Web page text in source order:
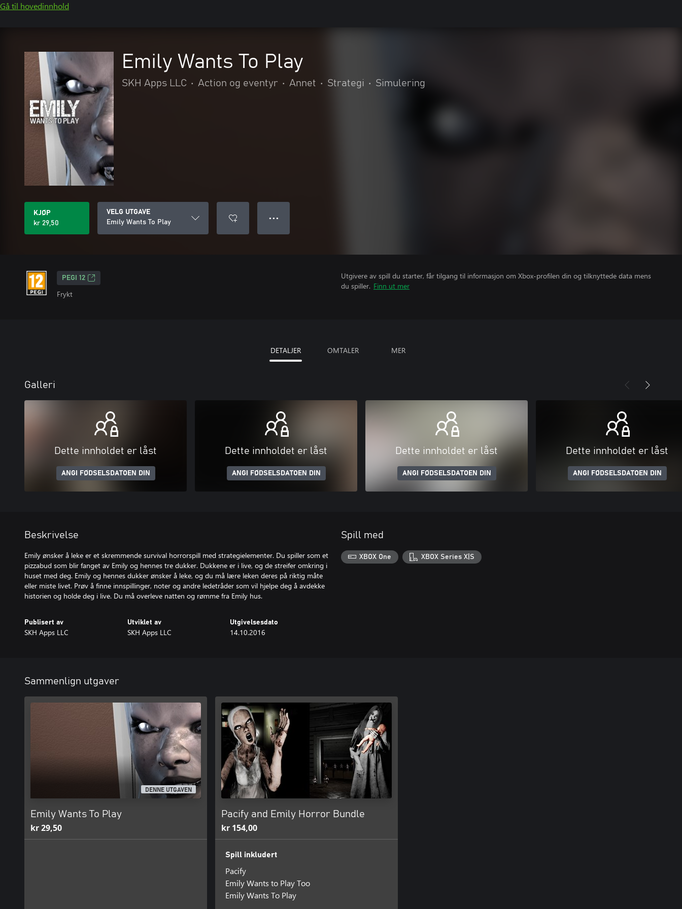
Gå til hovedinnhold
Emily Wants To Play
SKH Apps LLC • Action og eventyr • Annet • Strategi • Simulering
KJØP
kr 29,50
VELG UTGAVE
Emily Wants To Play
● ● ●
PEGI 12
Frykt
Utgivere av spill du starter, får tilgang til informasjon om Xbox-profilen din og tilknyttede data mens
du spiller. Finn ut mer
DETALJER OMTALER MER
Galleri
Dette innholdet er låst
ANGI FØDSELSDATOEN DIN
Dette innholdet er låst
ANGI FØDSELSDATOEN DIN
Dette innholdet er låst
ANGI FØDSELSDATOEN DIN
Dette innholdet er låst
ANGI FØDSELSDATOEN DIN
Beskrivelse
Emily ønsker å leke er et skremmende survival horrorspill med strategielementer. Du spiller som et
pizzabud som blir fanget av Emily og hennes tre dukker. Dukkene er i live, og de streifer omkring i
huset med deg. Emily og hennes dukker ønsker å leke, og du må lære leken deres på riktig måte
eller miste livet. Prøv å finne innspillinger, noter og andre ledetråder som vil hjelpe deg å avdekke
historien og holde deg i live. Du må overleve natten og rømme fra Emily hus.
Publisert av
SKH Apps LLC
Utviklet av
SKH Apps LLC
Utgivelsesdato
14.10.2016
Spill med
XBOX One XBOX Series X|S
Sammenlign utgaver
DENNE UTGAVEN
Emily Wants To Play
kr 29,50
Pacify and Emily Horror Bundle
kr 154,00
Spill inkludert
Pacify
Emily Wants to Play Too
Emily Wants To Play